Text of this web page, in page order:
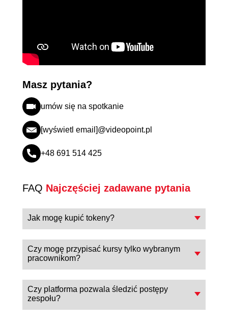
Masz pytania?
umów się na spotkanie
[wyświetl email]@videopoint.pl
+48 691 514 425
FAQ Najczęściej zadawane pytania
Jak mogę kupić tokeny?
się z nami przez formularz na
stronie, mailowo lub telefonicznie.
Po krótkiej rozmowie przygotujemy
ofertę i fakturę. Po opłaceniu faktury
tokeny zostają przypisane do konta
Czy mogę przypisać kursy tylko wybranym
pracownikom?
lub ścieżki rozwoju wybranym
pracownikom, zgodnie z
potrzebami zespołu. Możliwe jest
Czy platforma pozwala śledzić postępy
zespołu?